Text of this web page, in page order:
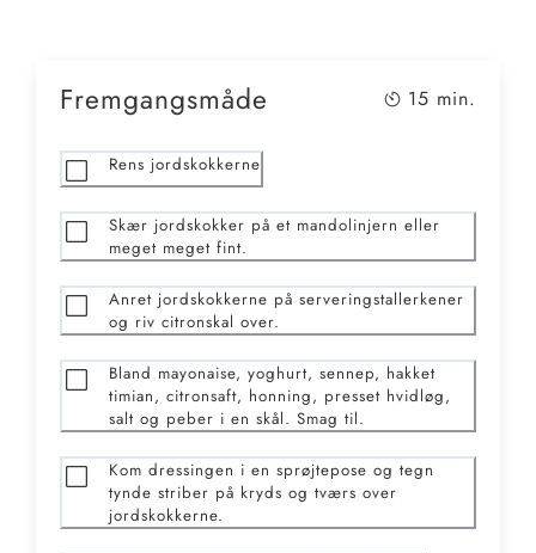
Fremgangsmåde 15 min.
Rens jordskokkerne
Skær jordskokker på et mandolinjern eller
meget meget fint.
Anret jordskokkerne på serveringstallerkener
og riv citronskal over.
Bland mayonaise, yoghurt, sennep, hakket
timian, citronsaft, honning, presset hvidløg,
salt og peber i en skål. Smag til.
Kom dressingen i en sprøjtepose og tegn
tynde striber på kryds og tværs over
jordskokkerne.